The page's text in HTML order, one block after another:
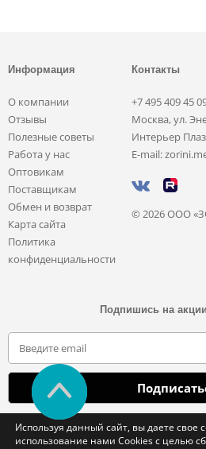
Информация
О компании
Отзывы
Полезные советы
Работа у нас
Оптовикам
Поставщикам
Обмен и возврат
Карта сайта
Политика
конфиденциальности
Контакты
+7 495 409 45
Москва, ул.
Интерьер
E-mail:
© 2026 ООО
Подпишись на
Отправляя свои данные, вы
персональных
Используя данный сайт, вы даете свое
использование нами Cookies с целью